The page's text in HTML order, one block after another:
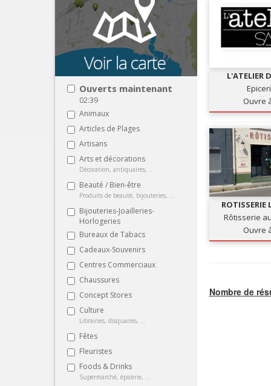
Ouverts maintenant
02:39
Animaux
Articles de Plages
Artisans
Arts et décorations
Décoration, antiquaires, ...
Beauté / Bien-être
Produits de beauté, bijouteries, ...
Bijouteries-Joailleries-
Horlogeries
Bureaux de Tabacs
Cadeaux-Souvenirs
Centres Commerciaux
Chaussures
Concept Stores
Culture
Librairies, disquaires, ...
Fêtes
Fleuristes
Foods & Drinks
Supermarché, épicerie, ...
L'ATELIER
Ouvre
ROTISSERIE
Rôtisserie
Ouvre
Nombre de